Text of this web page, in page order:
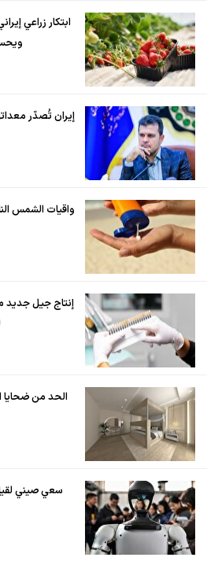
ابتكار زراعي
إيران تُصدّر معداتها الطبية
واقيات الشمس
إنتاج جيل جديد من
الحد من ضحايا
سعي صيني